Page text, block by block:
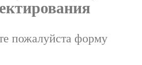
пожалуйста форму